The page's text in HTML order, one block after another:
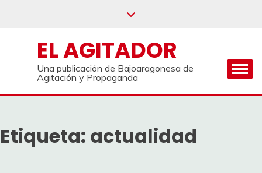
EL AGITADOR
Una publicación de Bajoaragonesa de
Agitación y Propaganda
Etiqueta: actualidad